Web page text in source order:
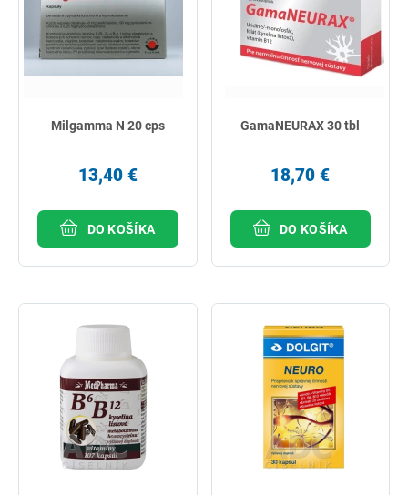
Milgamma N 20 cps
13,40 €
DO KOŠÍKA
GamaNEURAX 30 tbl
18,70 €
DO KOŠÍKA